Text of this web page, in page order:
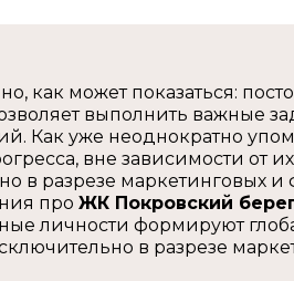
как может показаться:
выполнить важные
Как уже неоднократно
вне зависимости от
в разрезе маркетинговых
про ЖК Покровский
личности формируют
в разрезе